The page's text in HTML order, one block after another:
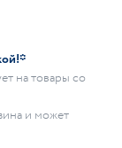
на товары со
и может